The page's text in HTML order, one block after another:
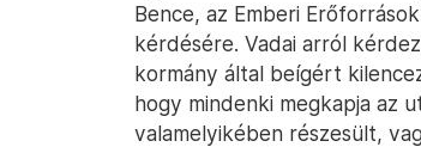
Bence, az Emberi
kérdésére. Vadai arról
kormány által beígért
hogy mindenki megkapja az
valamelyikében részesült,